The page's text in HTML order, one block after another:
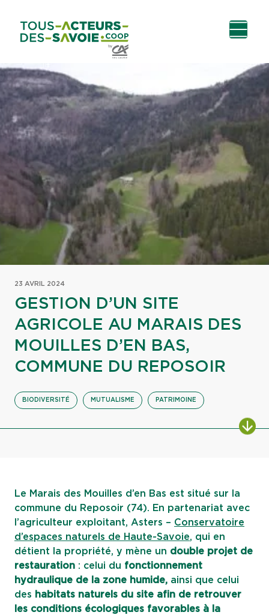
contenu
principal
23 AVRIL 2024
GESTION D’UN SITE
AGRICOLE AU MARAIS DES
MOUILLES D’EN BAS,
COMMUNE DU REPOSOIR
BIODIVERSITÉ MUTUALISME PATRIMOINE
Le Marais des Mouilles d’en Bas est situé sur la
commune du Reposoir (74). En partenariat avec
l’agriculteur exploitant, Asters – Conservatoire
d’espaces naturels de Haute-Savoie, qui en
détient la propriété, y mène un double projet de
restauration : celui du fonctionnement
hydraulique de la zone humide, ainsi que celui
des habitats naturels du site afin de retrouver
les conditions écologiques favorables à la